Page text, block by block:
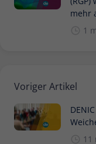
mehr
1
Voriger Artikel
11